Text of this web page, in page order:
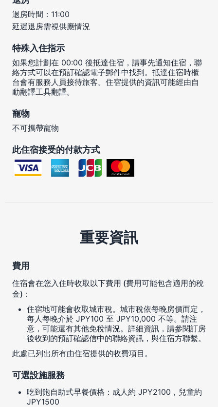
退房時間：11:00
延遲退房需視供應情況
特殊入住指示
如果您計劃在 00:00 後抵達住宿，請事先通知住宿，聯
絡方式可以在預訂確認電子郵件中找到。抵達住宿時櫃
台會有服務人員接待旅客。住宿提供的資訊可能經由自
動翻譯工具翻譯。
寵物
不可攜帶寵物
此住宿接受的付款方式
重要資訊
費用
住宿會在您入住時收取以下費用 (費用可能包含適用的稅
金)：
住宿地可能會收取城市稅。城市稅依每晚房價而定，
每人每晚介於 JPY100 至 JPY10,000 不等。請注
意，可能還有其他免稅情況。詳細資訊，請參閱訂房
後收到的預訂確認信中的聯絡資訊，與住宿方聯繫。
此處已列出所有由住宿提供的收費項目。
可選設施服務
吃到飽自助式早餐價格：成人約 JPY2100，兒童約
JPY1500